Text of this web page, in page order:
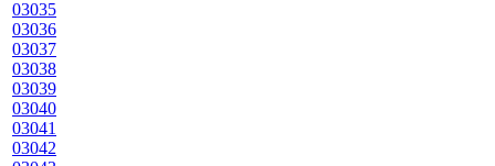
03035
03036
03037
03038
03039
03040
03041
03042